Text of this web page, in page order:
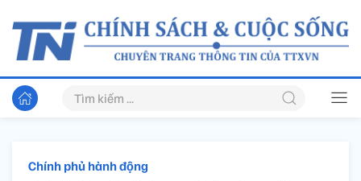
Chính phủ hành động